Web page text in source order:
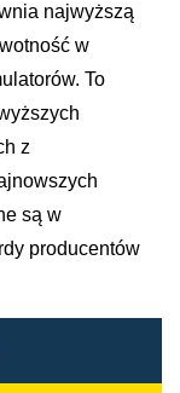
najwyższą
w
To
z
są w
producentów